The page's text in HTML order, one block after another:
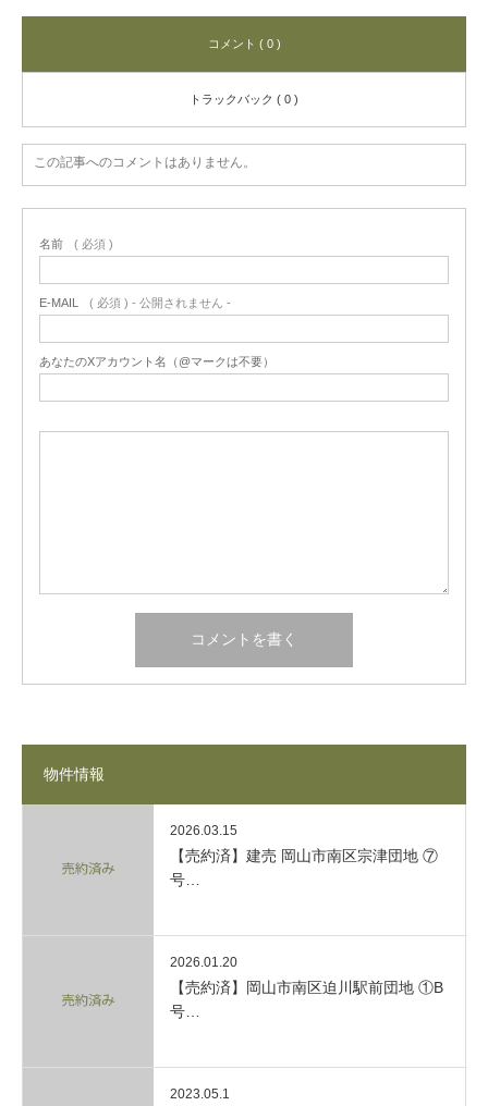
コメント ( 0 )
トラックバック ( 0 )
この記事へのコメントはありません。
名前 ( 必須 )
E-MAIL ( 必須 ) - 公開されません -
あなたのXアカウント名（@マークは不要）
物件情報
2026.03.15
【売約済】建売 岡山市南区宗津団地 ⑦
号…
2026.01.20
【売約済】岡山市南区迫川駅前団地 ①B
号…
2023.05.1